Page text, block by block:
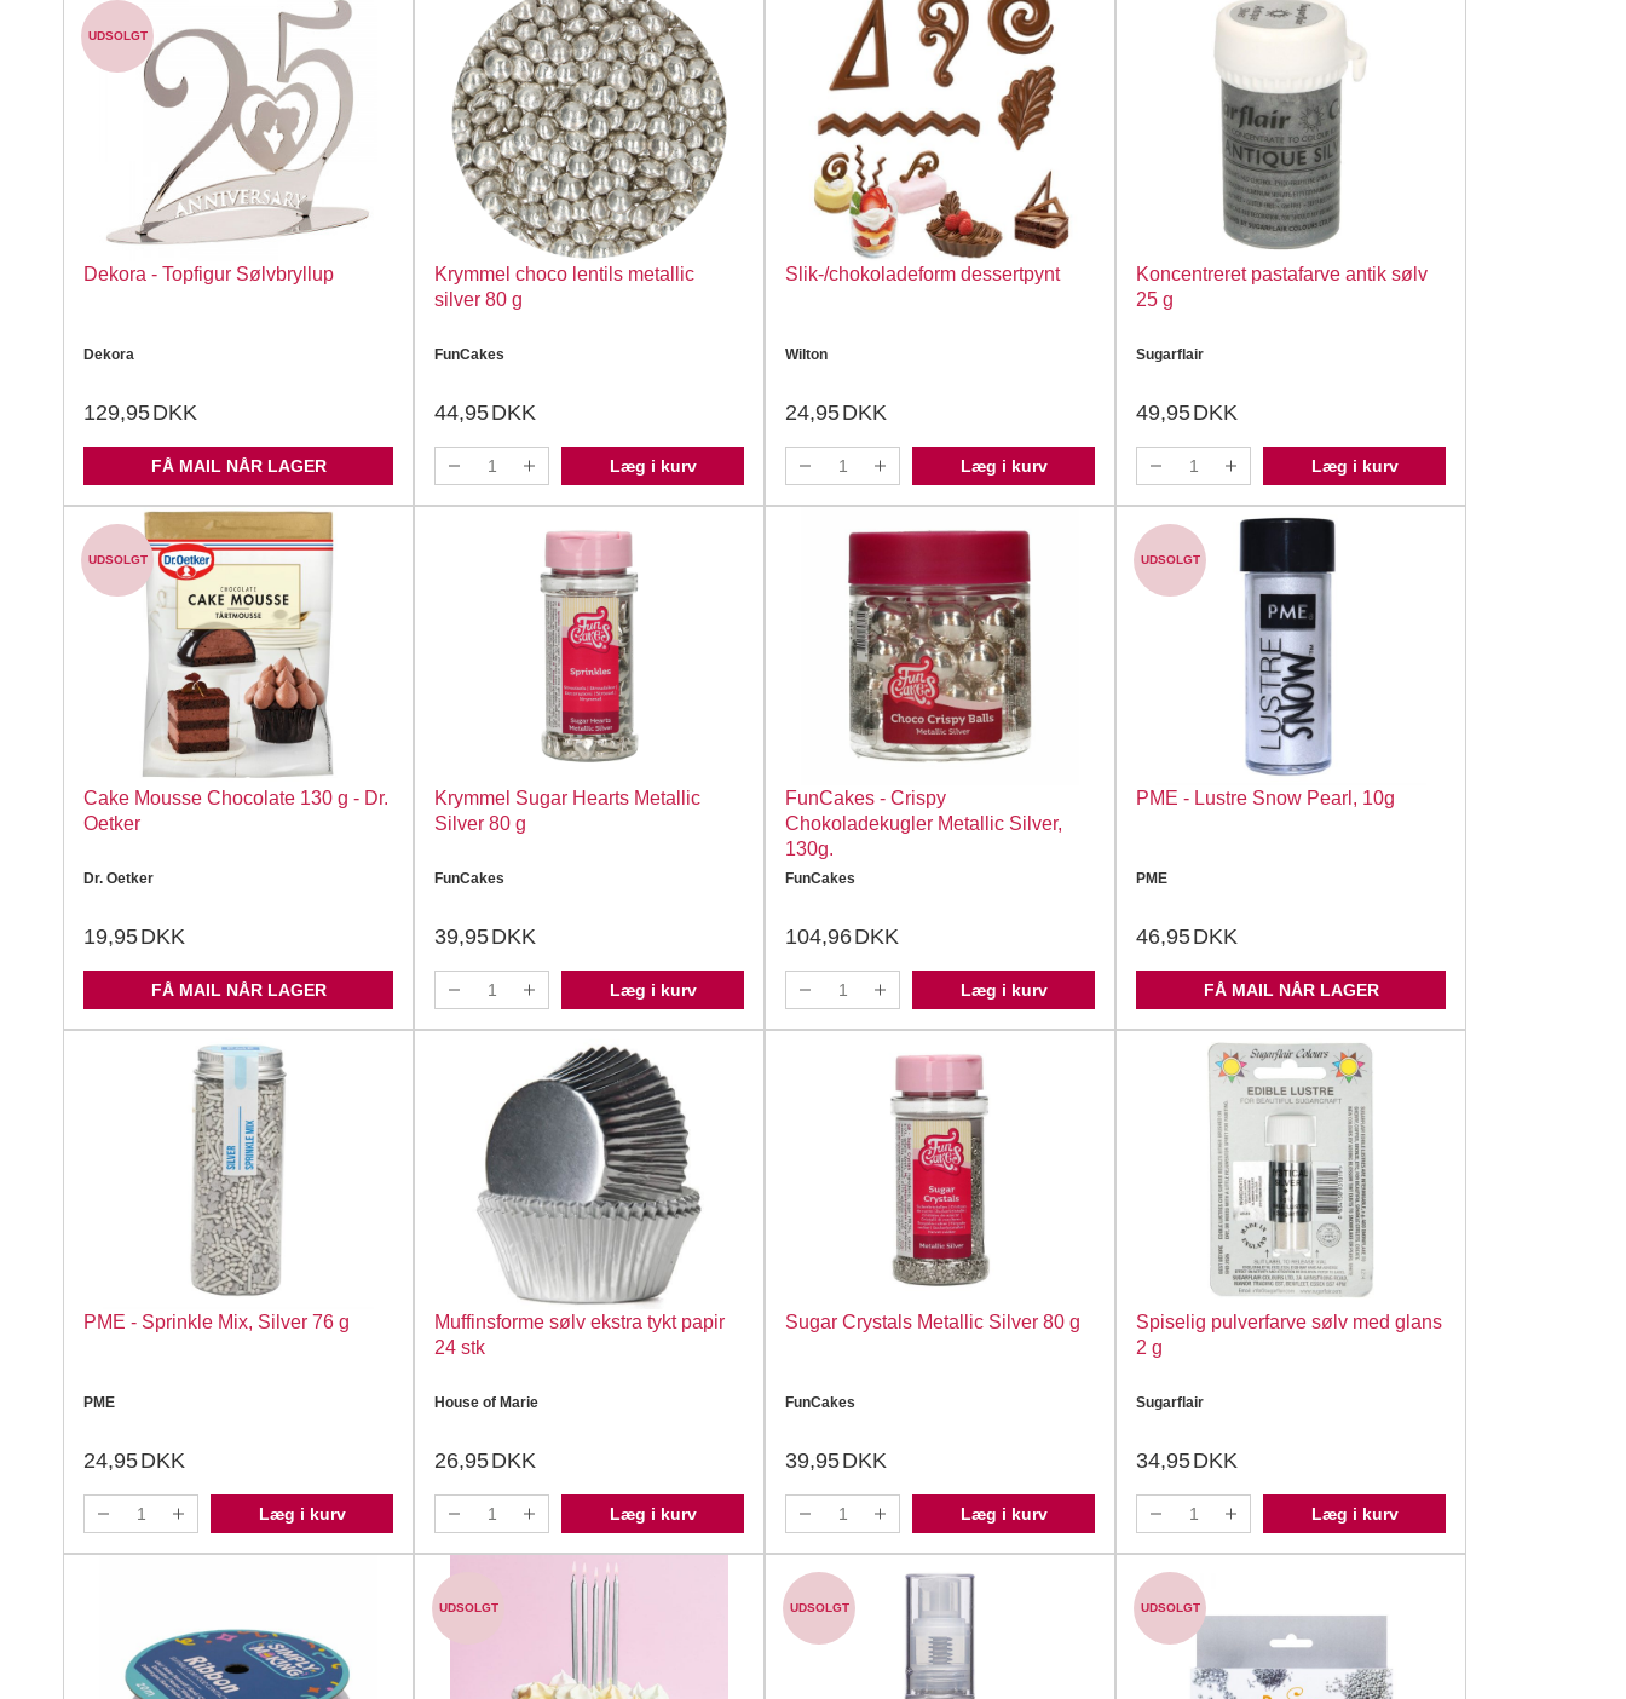
UDSOLGT
Dekora - Topfigur Sølvbryllup
Dekora
129,95DKK
FÅ MAIL NÅR LAGER
Krymmel choco lentils metallic
silver 80 g
FunCakes
44,95DKK
Læg i kurv
Slik-/chokoladeform dessertpynt
Wilton
24,95DKK
Læg i kurv
Koncentreret pastafarve antik sølv
25 g
Sugarflair
49,95DKK
Læg i kurv
UDSOLGT
Cake Mousse Chocolate 130 g - Dr.
Oetker
Dr. Oetker
19,95DKK
FÅ MAIL NÅR LAGER
Krymmel Sugar Hearts Metallic
Silver 80 g
FunCakes
39,95DKK
Læg i kurv
FunCakes - Crispy
Chokoladekugler Metallic Silver,
130g.
FunCakes
104,96DKK
Læg i kurv
UDSOLGT
PME - Lustre Snow Pearl, 10g
PME
46,95DKK
FÅ MAIL NÅR LAGER
PME - Sprinkle Mix, Silver 76 g
PME
24,95DKK
Læg i kurv
Muffinsforme sølv ekstra tykt papir
24 stk
House of Marie
26,95DKK
Læg i kurv
Sugar Crystals Metallic Silver 80 g
FunCakes
39,95DKK
Læg i kurv
Spiselig pulverfarve sølv med glans
2 g
Sugarflair
34,95DKK
Læg i kurv
UDSOLGT UDSOLGT UDSOLGT